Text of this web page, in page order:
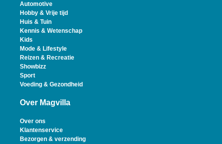
Automotive
Hobby & Vrije tijd
Huis & Tuin
Kennis & Wetenschap
Kids
Mode & Lifestyle
Reizen & Recreatie
Showbizz
Sport
Voeding & Gezondheid
Over Magvilla
Over ons
Klantenservice
Bezorgen & verzending